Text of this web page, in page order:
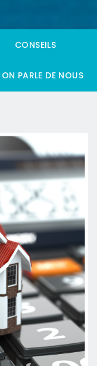
CONSEILS
ON PARLE DE NOUS